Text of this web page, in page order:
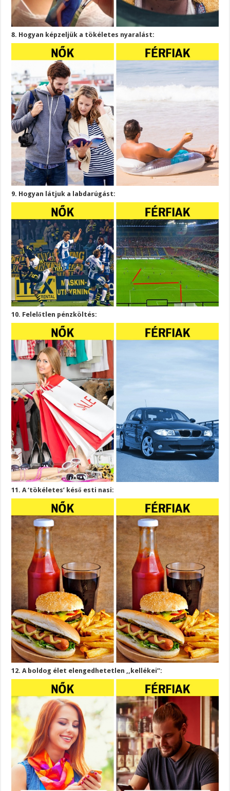
8. Hogyan képzeljük a tökéletes nyaralást:
9. Hogyan látjuk a labdarúgást:
10. Felelőtlen pénzköltés:
11. A ‘tökéletes’ késő esti nasi:
12. A boldog élet elengedhetetlen ,,kellékei”: